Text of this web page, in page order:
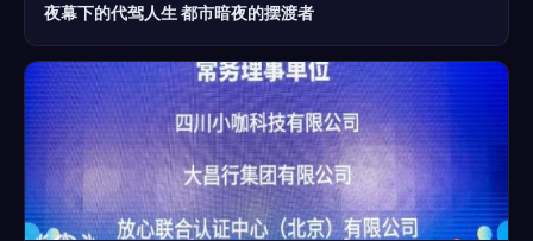
夜幕下的代驾人生 都市暗夜的摆渡者